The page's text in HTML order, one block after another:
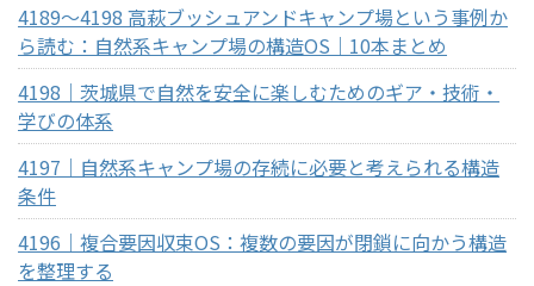
4189～4198 高萩ブッシュアンドキャンプ場という事例か
ら読む：自然系キャンプ場の構造OS｜10本まとめ
4198｜茨城県で自然を安全に楽しむためのギア・技術・
学びの体系
4197｜自然系キャンプ場の存続に必要と考えられる構造
条件
4196｜複合要因収束OS：複数の要因が閉鎖に向かう構造
を整理する